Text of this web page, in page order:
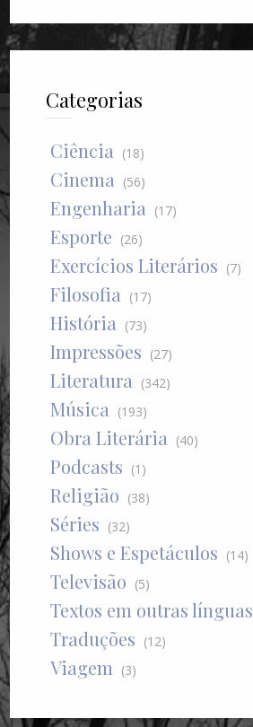
Categorias
Ciência (18)
Cinema (56)
Engenharia (17)
Esporte (26)
Exercícios Literários (7)
Filosofia (17)
História (73)
Impressões (27)
Literatura (342)
Música (193)
Obra Literária (40)
Podcasts (1)
Religião (38)
Séries (32)
Shows e Espetáculos (14)
Televisão (5)
Textos em outras línguas
Traduções (12)
Viagem (3)